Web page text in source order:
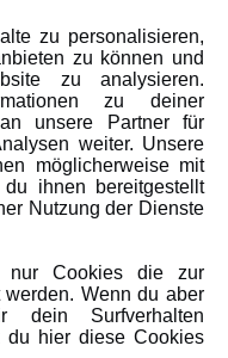
zu personalisieren,
zu können und
zu analysieren.
zu deiner
unsere Partner für
weiter. Unsere
möglicherweise mit
ihnen bereitgestellt
Nutzung der Dienste
nur Cookies die zur
Wenn du aber
dein Surfverhalten
du hier diese Cookies